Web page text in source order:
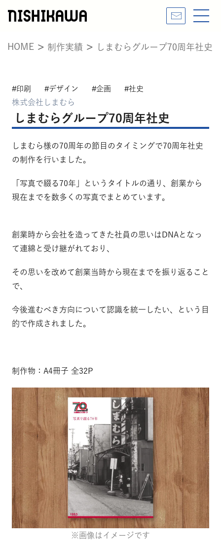
HOME 制作実績 しまむらグループ70周年社史
印刷 デザイン 企画 社史
株式会社しまむら
しまむらグループ70周年社史
しまむら様の70周年の節目のタイミングで70周年社史
の制作を行いました。
「写真で綴る70年」というタイトルの通り、創業から
現在までを数多くの写真でまとめています。
創業時から会社を造ってきた社員の思いはDNAとなっ
て連綿と受け継がれており、
その思いを改めて創業当時から現在までを振り返ること
で、
今後進むべき方向について認識を統一したい、という目
的で作成されました。
制作物：A4冊子 全32P
※画像はイメージです